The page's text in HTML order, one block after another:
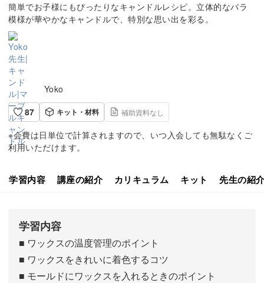
簡単でお子様にもぴったりなキャンドルレシピ。立体的なバラ
模様が華やかなキャンドルで、特別な思い出を彩る。
Yoko
87
キット・材料 補助資料なし
※会費は日単位で計算されますので、いつ入会しても無駄なくご
利用いただけます。
学習内容 講座の紹介 カリキュラム キット 先生の紹
学習内容
■ ワックスの温度管理のポイント
■ ワックスをきれいに着色するコツ
■ モールドにワックスを入れるときのポイント